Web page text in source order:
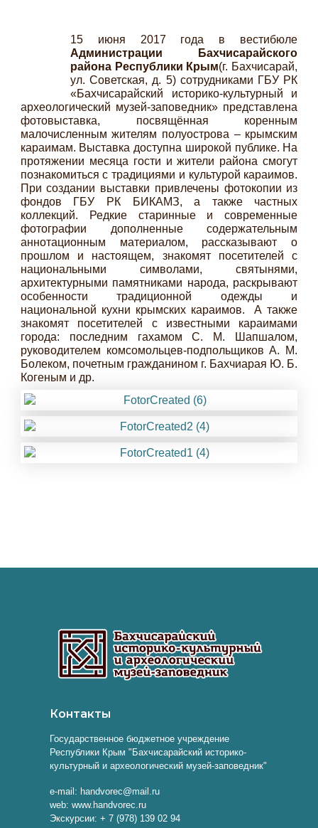
15 июня 2017 года в вестибюле
Администрации Бахчисарайского
района Республики Крым(г. Бахчисарай,
ул. Советская, д. 5) сотрудниками ГБУ РК
«Бахчисарайский историко-культурный и
археологический музей-заповедник» представлена
фотовыставка, посвящённая коренным
малочисленным жителям полуострова – крымским
караимам. Выставка доступна широкой публике. На
протяжении месяца гости и жители района смогут
познакомиться с традициями и культурой караимов.
При создании выставки привлечены фотокопии из
фондов ГБУ РК БИКАМЗ, а также частных
коллекций. Редкие старинные и современные
фотографии дополненные содержательным
аннотационным материалом, рассказывают о
прошлом и настоящем, знакомят посетителей с
национальными символами, святынями,
архитектурными памятниками народа, раскрывают
особенности традиционной одежды и
национальной кухни крымских караимов. А также
знакомят посетителей с известными караимами
города: последним гахамом С. М. Шапшалом,
руководителем комсомольцев-подпольщиков А. М.
Болеком, почетным гражданином г. Бахчиарая Ю. Б.
Когеным и др.
Контакты
Государственное бюджетное учреждение
Республики Крым "Бахчисарайский историко-
культурный и археологический музей-заповедник"
e-mail: handvorec@mail.ru
web: www.handvorec.ru
Экскурсии: + 7 (978) 139 02 94